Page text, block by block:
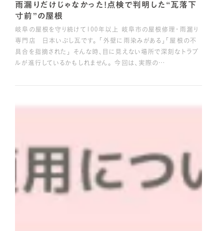
雨漏りだけじゃなかった！点検で判明した“瓦落下
寸前”の屋根
岐阜の屋根を守り続けて100年以上 岐阜市の屋根修理・雨漏り
専門店 日本いぶし瓦です。 「外壁に雨染みがある」「屋根の不
具合を指摘された」 そんな時、目に見えない場所で深刻なトラブ
ルが進行しているかもしれません。 今回は、実際の…